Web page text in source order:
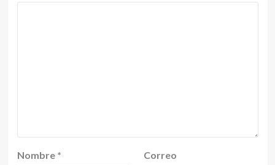
Nombre *
Correo